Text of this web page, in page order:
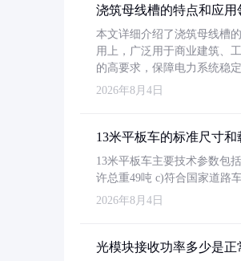
浇筑母线槽的特点和应用
本文详细介绍了浇筑母线槽
用上，广泛用于商业建筑、
的高要求，保障电力系统稳定
2026年8月4日
13米平板车的标准尺寸和
13米平板车主要技术参数包
许总重49吨 c)符合国家道路
2026年8月4日
光模块接收功率多少是正